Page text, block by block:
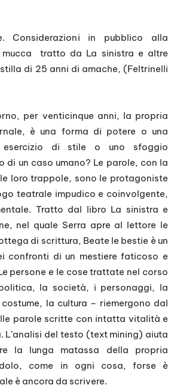
Considerazioni in pubblico alla
mucca tratto da La sinistra e altre
di 25 anni di amache, (Feltrinelli
per venticinque anni, la propria
è una forma di potere o una
esercizio di stile o uno sfoggio
di un caso umano? Le parole, con la
loro trappole, sono le protagoniste
teatrale impudico e coinvolgente,
Tratto dal libro La sinistra e
, nel quale Serra apre al lettore le
di scrittura, Beate le bestie è un
confronti di un mestiere faticoso e
persone e le cose trattate nel corso
la società, i personaggi, la
la cultura – riemergono dal
parole scritte con intatta vitalità e
L’analisi del testo (text mining) aiuta
la lunga matassa della propria
come in ogni cosa, forse è
è ancora da scrivere.